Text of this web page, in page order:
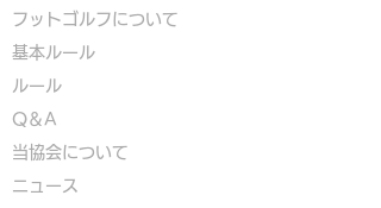
フットゴルフについて
基本ルール
ルール
Q＆A
​当協会について
​ニュース